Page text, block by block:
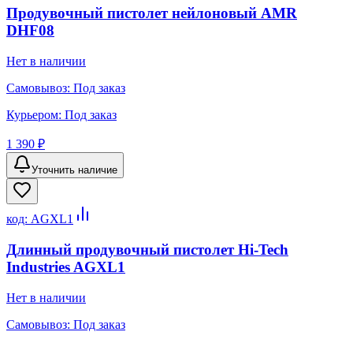
Продувочный пистолет нейлоновый AMR
DHF08
Нет в наличии
Самовывоз: Под заказ
Курьером: Под заказ
1 390 ₽
Уточнить наличие
код: AGXL1
Длинный продувочный пистолет Hi-Tech
Industries AGXL1
Нет в наличии
Самовывоз: Под заказ